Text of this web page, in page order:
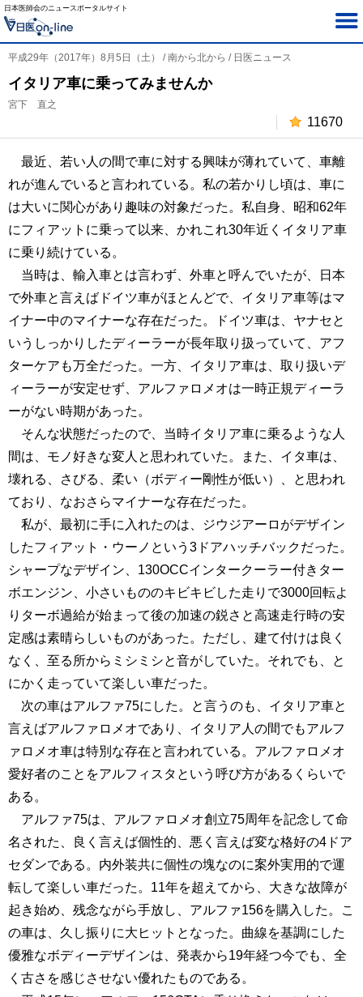
日本医師会のニュースポータルサイト
平成29年（2017年）8月5日（土） / 南から北から / 日医ニュース
イタリア車に乗ってみませんか
宮下 直之
11670
最近、若い人の間で車に対する興味が薄れていて、車離
れが進んでいると言われている。私の若かりし頃は、車に
は大いに関心があり趣味の対象だった。私自身、昭和62年
にフィアットに乗って以来、かれこれ30年近くイタリア車
に乗り続けている。
当時は、輸入車とは言わず、外車と呼んでいたが、日本
で外車と言えばドイツ車がほとんどで、イタリア車等はマ
イナー中のマイナーな存在だった。ドイツ車は、ヤナセと
いうしっかりしたディーラーが長年取り扱っていて、アフ
ターケアも万全だった。一方、イタリア車は、取り扱いデ
ィーラーが安定せず、アルファロメオは一時正規ディーラ
ーがない時期があった。
そんな状態だったので、当時イタリア車に乗るような人
間は、モノ好きな変人と思われていた。また、イタ車は、
壊れる、さびる、柔い（ボディー剛性が低い）、と思われ
ており、なおさらマイナーな存在だった。
私が、最初に手に入れたのは、ジウジアーロがデザイン
したフィアット・ウーノという3ドアハッチバックだった。
シャープなデザイン、130OCCインタークーラー付きター
ボエンジン、小さいもののキビキビした走りで3000回転よ
りターボ過給が始まって後の加速の鋭さと高速走行時の安
定感は素晴らしいものがあった。ただし、建て付けは良く
なく、至る所からミシミシと音がしていた。それでも、と
にかく走っていて楽しい車だった。
次の車はアルファ75にした。と言うのも、イタリア車と
言えばアルファロメオであり、イタリア人の間でもアルフ
ァロメオ車は特別な存在と言われている。アルファロメオ
愛好者のことをアルフィスタという呼び方があるくらいで
ある。
アルファ75は、アルファロメオ創立75周年を記念して命
名された、良く言えば個性的、悪く言えば変な格好の4ドア
セダンである。内外装共に個性の塊なのに案外実用的で運
転して楽しい車だった。11年を超えてから、大きな故障が
起き始め、残念ながら手放し、アルファ156を購入した。こ
の車は、久し振りに大ヒットとなった。曲線を基調にした
優雅なボディーデザインは、発表から19年経つ今でも、全
く古さを感じさせない優れたものである。